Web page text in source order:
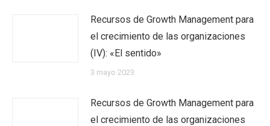
Recursos de Growth Management para
el crecimiento de las organizaciones
(IV): «El sentido»
3 mayo 2023
Recursos de Growth Management para
el crecimiento de las organizaciones